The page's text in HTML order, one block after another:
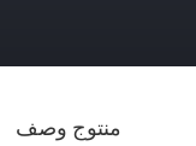
منتوج وصف